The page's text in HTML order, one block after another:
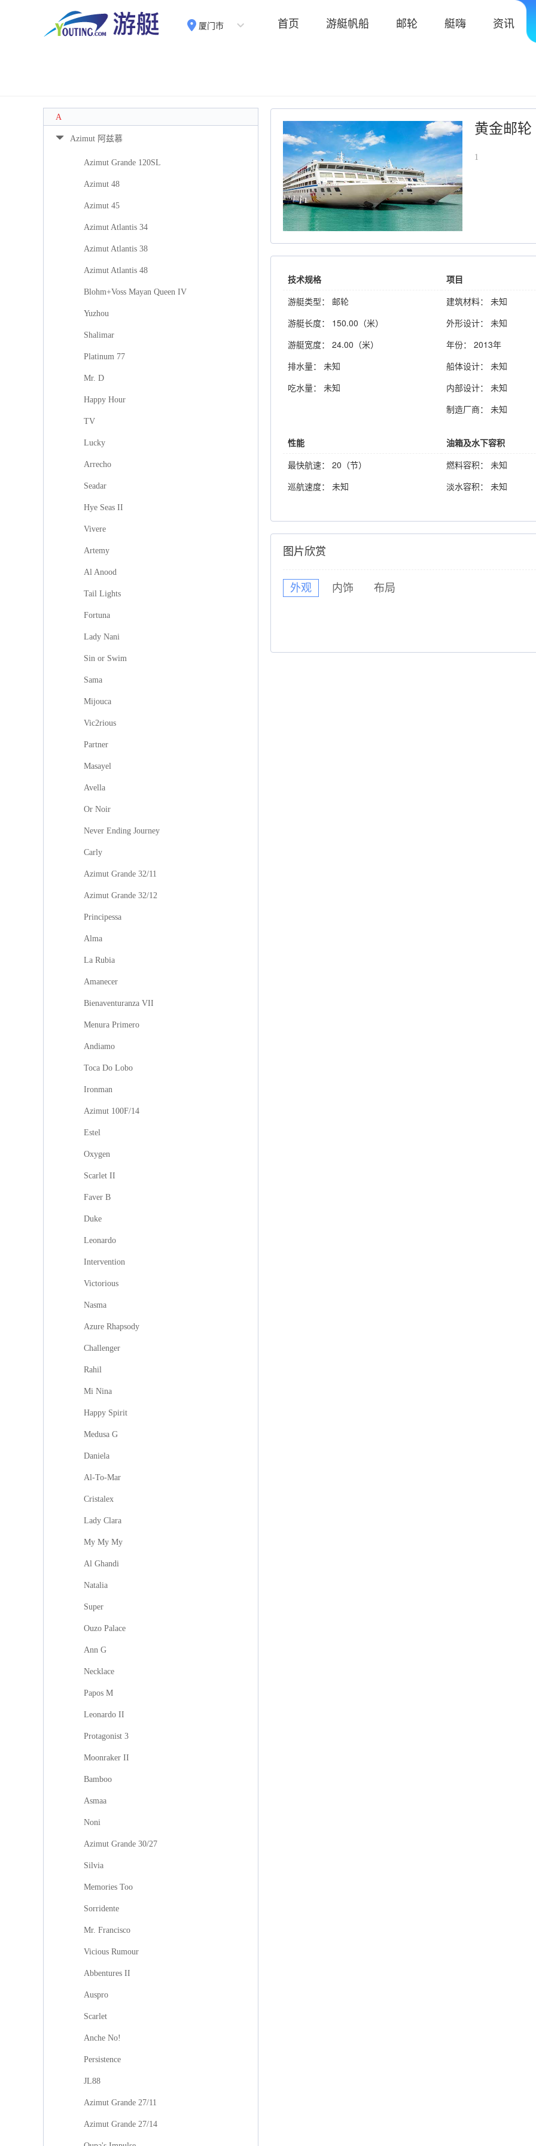
厦门市 首页 游艇帆船 邮轮 艇嗨 资讯
A
Azimut 阿兹慕
Azimut Grande 120SL
Azimut 48
Azimut 45
Azimut Atlantis 34
Azimut Atlantis 38
Azimut Atlantis 48
Blohm+Voss Mayan Queen IV
Yuzhou
Shalimar
Platinum 77
Mr. D
Happy Hour
TV
Lucky
Arrecho
Seadar
Hye Seas II
Vivere
Artemy
Al Anood
Tail Lights
Fortuna
Lady Nani
Sin or Swim
Sama
Mijouca
Vic2rious
Partner
Masayel
Avella
Or Noir
Never Ending Journey
Carly
Azimut Grande 32/11
Azimut Grande 32/12
Principessa
Alma
La Rubia
Amanecer
Bienaventuranza VII
Menura Primero
Andiamo
Toca Do Lobo
Ironman
Azimut 100F/14
Estel
Oxygen
Scarlet II
Faver B
Duke
Leonardo
Intervention
Victorious
Nasma
Azure Rhapsody
Challenger
Rahil
Mi Nina
Happy Spirit
Medusa G
Daniela
Al-To-Mar
Cristalex
Lady Clara
My My My
Al Ghandi
Natalia
Super
Ouzo Palace
Ann G
Necklace
Papos M
Leonardo II
Protagonist 3
Moonraker II
Bamboo
Asmaa
Noni
Azimut Grande 30/27
Silvia
Memories Too
Sorridente
Mr. Francisco
Vicious Rumour
Abbentures II
Auspro
Scarlet
Anche No!
Persistence
JL88
Azimut Grande 27/11
Azimut Grande 27/14
黄金邮轮
1
技术规格
项目
游艇类型： 邮轮
建筑材料： 未知
游艇长度： 150.00（米）
外形设计： 未知
游艇宽度： 24.00（米）
年份： 2013年
排水量： 未知
船体设计： 未知
吃水量： 未知
内部设计： 未知
制造厂商： 未知
性能
油箱及水下容积
最快航速： 20（节）
燃料容积： 未知
巡航速度： 未知
淡水容积： 未知
图片欣赏
外观 内饰 布局